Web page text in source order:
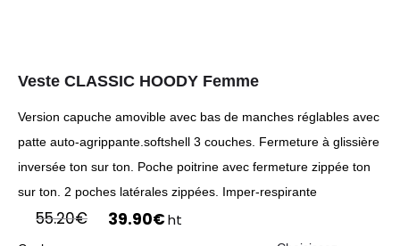
Veste CLASSIC HOODY Femme
Version capuche amovible avec bas de manches réglables avec
patte auto-agrippante.softshell 3 couches. Fermeture à glissière
inversée ton sur ton. Poche poitrine avec fermeture zippée ton
sur ton. 2 poches latérales zippées. Imper-respirante
55.20€ 39.90€ Le
ht